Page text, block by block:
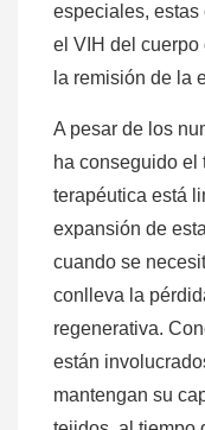
especiales,
el VIH del cuerpo
la remisión de la
A pesar de los
ha conseguido el
terapéutica está
expansión de
cuando se
conlleva la
regenerativa.
están
mantengan su